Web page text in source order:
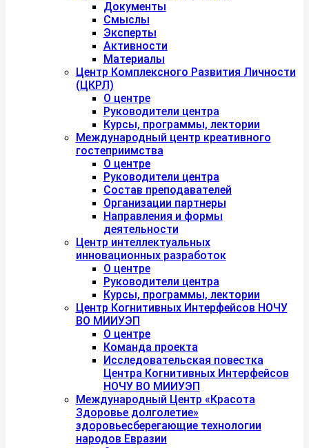
Документы
Смыслы
Эксперты
Активности
Материалы
Центр Комплексного Развития Личности
(ЦКРЛ)
О центре
Руководители центра
Курсы, программы, лектории
Международный центр креативного
гостеприимства
О центре
Руководители центра
Состав преподавателей
Организации партнеры
Направления и формы
деятельности
Центр интеллектуальных
инновационных разработок
О центре
Руководители центра
Курсы, программы, лектории
Центр Когнитивных Интерфейсов НОЧУ
ВО МИИУЭП
О центре
Команда проекта
Исследовательская повестка
Центра Когнитивных Интерфейсов
НОЧУ ВО МИИУЭП
Международный Центр «Красота
Здоровье долголетие»
здоровьесберегающие технологии
народов Евразии